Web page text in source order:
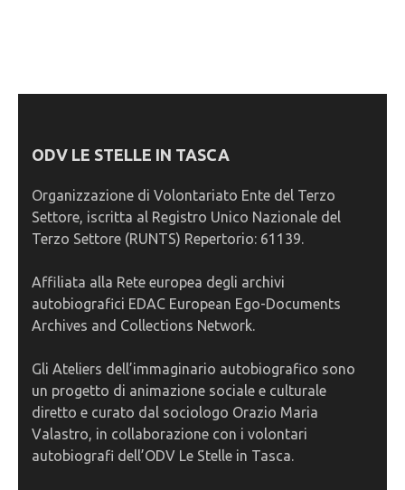
ODV LE STELLE IN TASCA
Organizzazione di Volontariato Ente del Terzo
Settore, iscritta al Registro Unico Nazionale del
Terzo Settore (RUNTS) Repertorio: 61139.
Affiliata alla Rete europea degli archivi
autobiografici EDAC European Ego-Documents
Archives and Collections Network.
Gli Ateliers dell’immaginario autobiografico sono
un progetto di animazione sociale e culturale
diretto e curato dal sociologo Orazio Maria
Valastro, in collaborazione con i volontari
autobiografi dell’ODV Le Stelle in Tasca.